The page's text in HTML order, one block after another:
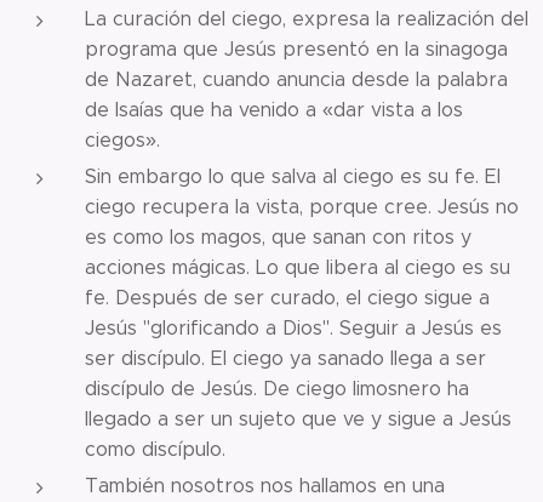
La curación del ciego, expresa la realización del
programa que Jesús presentó en la sinagoga
de Nazaret, cuando anuncia desde la palabra
de Isaías que ha venido a «dar vista a los
ciegos».
Sin embargo lo que salva al ciego es su fe. El
ciego recupera la vista, porque cree. Jesús no
es como los magos, que sanan con ritos y
acciones mágicas. Lo que libera al ciego es su
fe. Después de ser curado, el ciego sigue a
Jesús "glorificando a Dios". Seguir a Jesús es
ser discípulo. El ciego ya sanado llega a ser
discípulo de Jesús. De ciego limosnero ha
llegado a ser un sujeto que ve y sigue a Jesús
como discípulo.
También nosotros nos hallamos en una